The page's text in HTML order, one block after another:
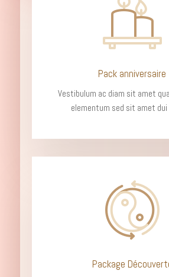
Pack anniversaire
Vestibulum ac diam sit amet
elementum sed sit amet dui
Package